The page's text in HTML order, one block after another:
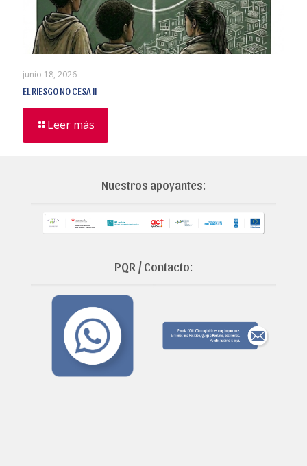
junio 18, 2026
EL RIESGO NO CESA II
Leer más
Nuestros apoyantes:
PQR / Contacto: